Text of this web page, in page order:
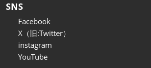
SNS
Facebook
X（旧:Twitter）
instagram
YouTube